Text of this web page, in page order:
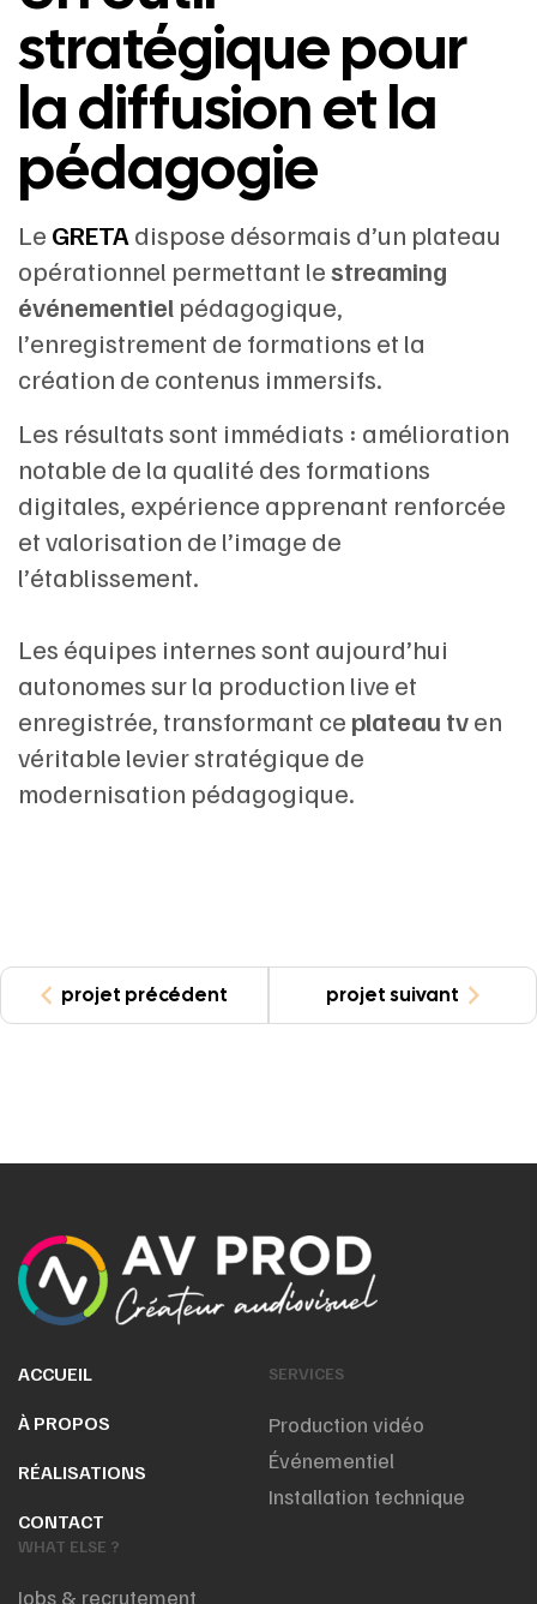
stratégique pour
la diffusion et la
pédagogie
Le GRETA dispose désormais d’un plateau
opérationnel permettant lestreaming
événementiel pédagogique,
l’enregistrement de formations et la
création de contenus immersifs.
Les résultats sont immédiats : amélioration
notable de la qualité des formations
digitales, expérience apprenant renforcée
et valorisation de l’image de
l’établissement.
Les équipes internes sont aujourd’hui
autonomes sur la production live et
enregistrée, transformant ce plateau tven
véritable levier stratégique de
modernisation pédagogique.
projet précédent projet suivant
ACCUEIL
À PROPOS
RÉALISATIONS
CONTACT
SERVICES
Production vidéo
Événementiel
Installation technique
WHAT ELSE ?
Jobs & recrutement